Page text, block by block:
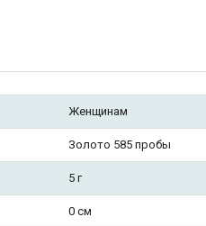
Женщинам
Золото 585 пробы
5 г
0 см